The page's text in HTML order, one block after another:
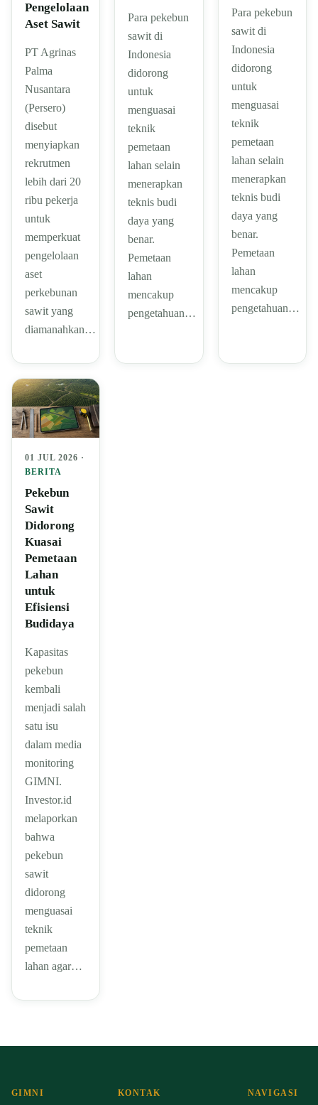
Pengelolaan
Aset Sawit
PT Agrinas
Palma
Nusantara
(Persero)
disebut
menyiapkan
rekrutmen
lebih dari 20
ribu pekerja
untuk
memperkuat
pengelolaan
aset
perkebunan
sawit yang
diamanahkan…
Para pekebun
sawit di
Indonesia
didorong
untuk
menguasai
teknik
pemetaan
lahan selain
menerapkan
teknis budi
daya yang
benar.
Pemetaan
lahan
mencakup
pengetahuan…
Para pekebun
sawit di
Indonesia
didorong
untuk
menguasai
teknik
pemetaan
lahan selain
menerapkan
teknis budi
daya yang
benar.
Pemetaan
lahan
mencakup
pengetahuan…
01 JUL 2026 ·
BERITA
Pekebun
Sawit
Didorong
Kuasai
Pemetaan
Lahan
untuk
Efisiensi
Budidaya
Kapasitas
pekebun
kembali
menjadi salah
satu isu
dalam media
monitoring
GIMNI.
Investor.id
melaporkan
bahwa
pekebun
sawit
didorong
menguasai
teknik
pemetaan
lahan agar…
GIMNI KONTAK NAVIGASI